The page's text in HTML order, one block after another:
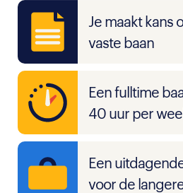
Je maakt kans
vaste baan
Een fulltime
40 uur per
Een
voor de